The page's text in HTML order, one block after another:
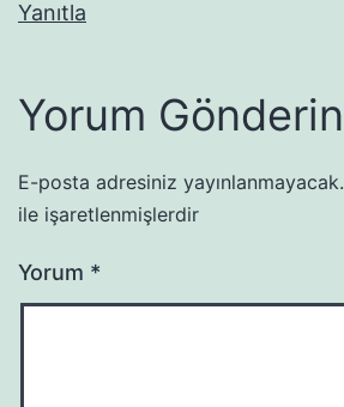
Yanıtla
Yorum Gönderin
E-posta adresiniz yayınlanmayacak.
ile işaretlenmişlerdir
Yorum *